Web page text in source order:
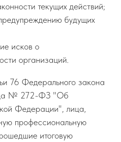
текущих действий;
будущих
исков о
организаций.
76 Федерального закона
№ 272-ФЗ "Об
Федерации", лица,
профессиональную
итоговую